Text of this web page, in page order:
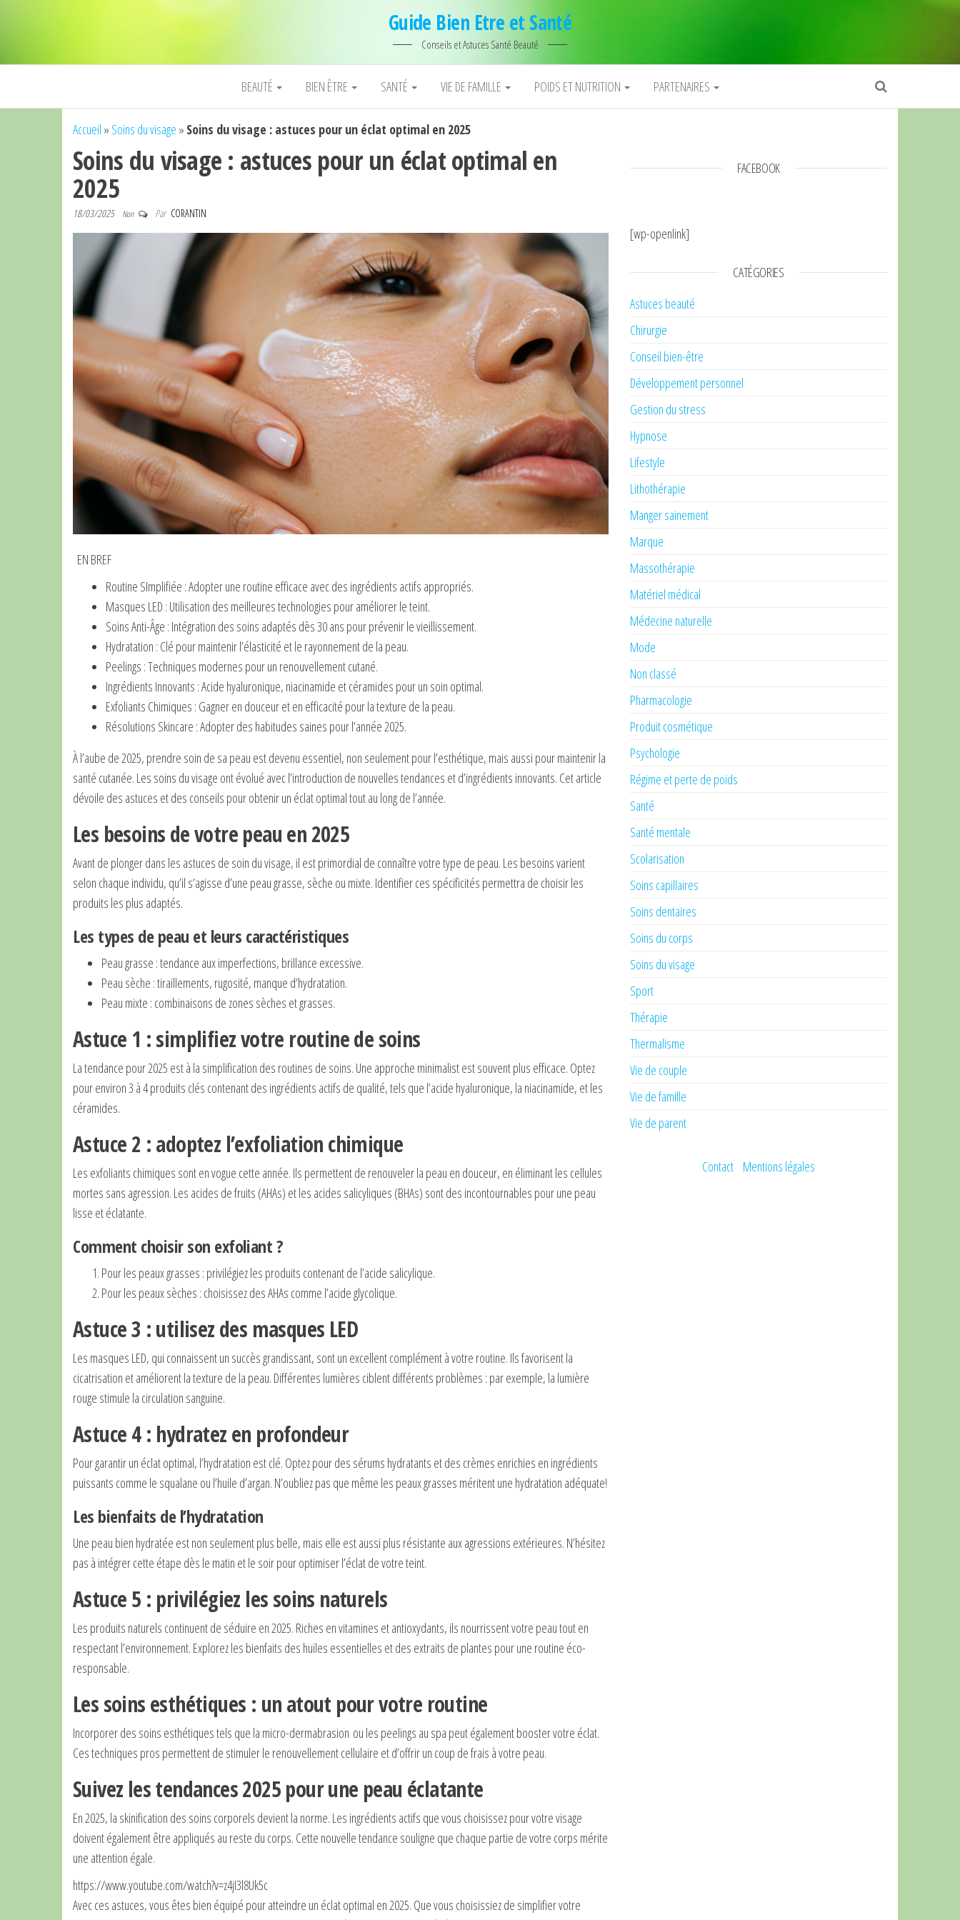
Guide Bien Etre et Santé
Conseils et Astuces Santé Beauté
BEAUTÉ BIEN ÊTRE SANTÉ VIE DE FAMILLE POIDS ET NUTRITION PARTENAIRES
Accueil » Soins du visage » Soins du visage : astuces pour un éclat optimal en 2025
Soins du visage : astuces pour un éclat optimal en
2025
18/03/2025 Non Par CORANTIN
EN BREF
Routine SImplifiée : Adopter une routine efficace avec des ingrédients actifs appropriés.
Masques LED : Utilisation des meilleures technologies pour améliorer le teint.
Soins Anti-Âge : Intégration des soins adaptés dès 30 ans pour prévenir le vieillissement.
Hydratation : Clé pour maintenir l’élasticité et le rayonnement de la peau.
Peelings : Techniques modernes pour un renouvellement cutané.
Ingrédients Innovants : Acide hyaluronique, niacinamide et céramides pour un soin optimal.
Exfoliants Chimiques : Gagner en douceur et en efficacité pour la texture de la peau.
Résolutions Skincare : Adopter des habitudes saines pour l’année 2025.
À l’aube de 2025, prendre soin de sa peau est devenu essentiel, non seulement pour l’esthétique, mais aussi pour maintenir la
santé cutanée. Les soins du visage ont évolué avec l’introduction de nouvelles tendances et d’ingrédients innovants. Cet article
dévoile des astuces et des conseils pour obtenir un éclat optimal tout au long de l’année.
Les besoins de votre peau en 2025
Avant de plonger dans les astuces de soin du visage, il est primordial de connaître votre type de peau. Les besoins varient
selon chaque individu, qu’il s’agisse d’une peau grasse, sèche ou mixte. Identifier ces spécificités permettra de choisir les
produits les plus adaptés.
Les types de peau et leurs caractéristiques
Peau grasse : tendance aux imperfections, brillance excessive.
Peau sèche : tiraillements, rugosité, manque d’hydratation.
Peau mixte : combinaisons de zones sèches et grasses.
Astuce 1 : simplifiez votre routine de soins
La tendance pour 2025 est à la simplification des routines de soins. Une approche minimalist est souvent plus efficace. Optez
pour environ 3 à 4 produits clés contenant des ingrédients actifs de qualité, tels que l’acide hyaluronique, la niacinamide, et les
céramides.
Astuce 2 : adoptez l’exfoliation chimique
Les exfoliants chimiques sont en vogue cette année. Ils permettent de renouveler la peau en douceur, en éliminant les cellules
mortes sans agression. Les acides de fruits (AHAs) et les acides salicyliques (BHAs) sont des incontournables pour une peau
lisse et éclatante.
Comment choisir son exfoliant ?
Pour les peaux grasses : privilégiez les produits contenant de l’acide salicylique.
Pour les peaux sèches : choisissez des AHAs comme l’acide glycolique.
Astuce 3 : utilisez des masques LED
Les masques LED, qui connaissent un succès grandissant, sont un excellent complément à votre routine. Ils favorisent la
cicatrisation et améliorent la texture de la peau. Différentes lumières ciblent différents problèmes : par exemple, la lumière
rouge stimule la circulation sanguine.
Astuce 4 : hydratez en profondeur
Pour garantir un éclat optimal, l’hydratation est clé. Optez pour des sérums hydratants et des crèmes enrichies en ingrédients
puissants comme le squalane ou l’huile d’argan. N’oubliez pas que même les peaux grasses méritent une hydratation adéquate!
Les bienfaits de l’hydratation
Une peau bien hydratée est non seulement plus belle, mais elle est aussi plus résistante aux agressions extérieures. N’hésitez
pas à intégrer cette étape dès le matin et le soir pour optimiser l’éclat de votre teint.
Astuce 5 : privilégiez les soins naturels
Les produits naturels continuent de séduire en 2025. Riches en vitamines et antioxydants, ils nourrissent votre peau tout en
respectant l’environnement. Explorez les bienfaits des huiles essentielles et des extraits de plantes pour une routine éco-
responsable.
Les soins esthétiques : un atout pour votre routine
Incorporer des soins esthétiques tels que la micro-dermabrasion ou les peelings au spa peut également booster votre éclat.
Ces techniques pros permettent de stimuler le renouvellement cellulaire et d’offrir un coup de frais à votre peau.
Suivez les tendances 2025 pour une peau éclatante
En 2025, la skinification des soins corporels devient la norme. Les ingrédients actifs que vous choisissez pour votre visage
doivent également être appliqués au reste du corps. Cette nouvelle tendance souligne que chaque partie de votre corps mérite
une attention égale.
https://www.youtube.com/watch?v=z4jI3l8Uk5c
Avec ces astuces, vous êtes bien équipé pour atteindre un éclat optimal en 2025. Que vous choisissiez de simplifier votre
FACEBOOK
[wp-openlink]
CATÉGORIES
Astuces beauté
Chirurgie
Conseil bien-être
Développement personnel
Gestion du stress
Hypnose
Lifestyle
Lithothérapie
Manger sainement
Marque
Massothérapie
Matériel médical
Médecine naturelle
Mode
Non classé
Pharmacologie
Produit cosmétique
Psychologie
Régime et perte de poids
Santé
Santé mentale
Scolarisation
Soins capillaires
Soins dentaires
Soins du corps
Soins du visage
Sport
Thérapie
Thermalisme
Vie de couple
Vie de famille
Vie de parent
Contact Mentions légales